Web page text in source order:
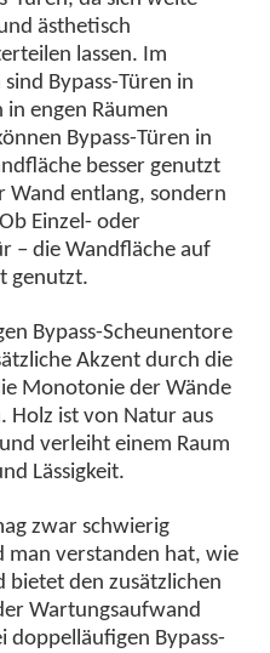
ästhetisch
lassen. Im
Bypass-Türen in
engen Räumen
Bypass-Türen in
besser genutzt
Wand entlang, sondern
Einzel- oder
– die Wandfläche auf
genutzt.
Bypass-Scheunentore
Akzent durch die
Monotonie der Wände
Holz ist von Natur aus
verleiht einem Raum
Lässigkeit.
zwar schwierig
man verstanden hat, wie
bietet den zusätzlichen
Wartungsaufwand
doppelläufigen Bypass-